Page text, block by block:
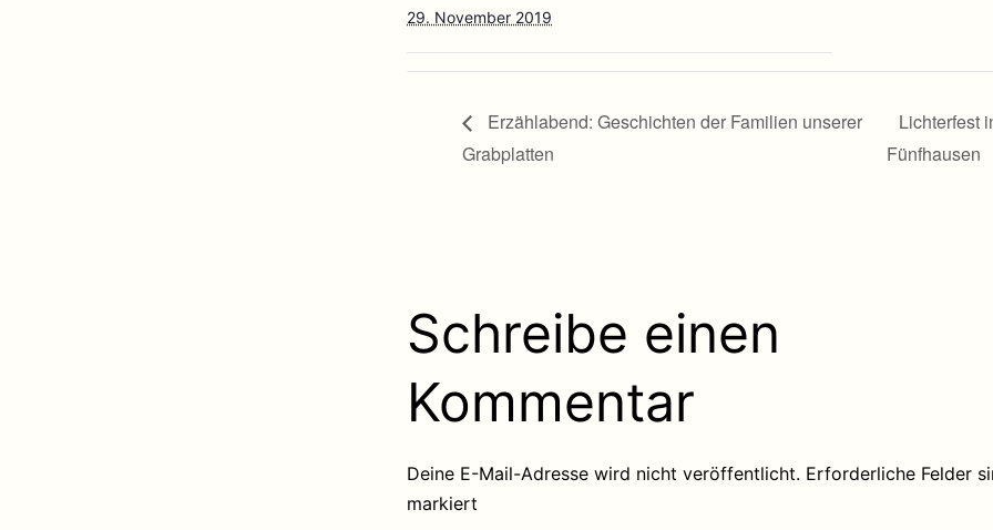
29. November 2019
Erzählabend: Geschichten der Familien unserer
Grabplatten
Lichterfest
Fünfhausen
Schreibe einen
Kommentar
Deine E-Mail-Adresse wird nicht veröffentlicht. Erforderliche Felder
markiert